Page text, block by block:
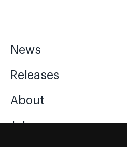
News
Releases
About
Jobs